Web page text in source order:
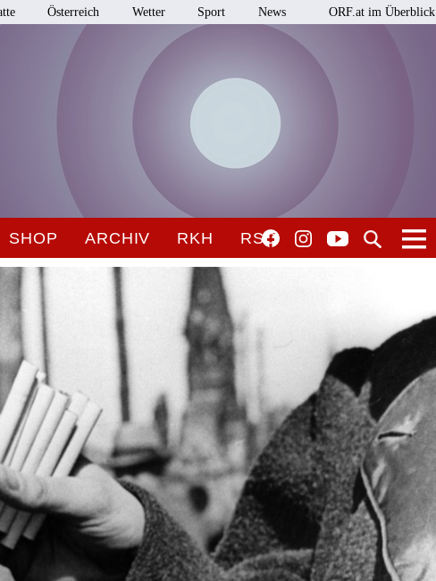
Österreich Wetter Sport News ORF.at im Überblick
SHOP ARCHIV RKH RSO